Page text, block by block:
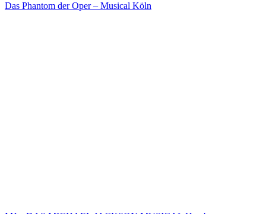
Das Phantom der Oper – Musical Köln